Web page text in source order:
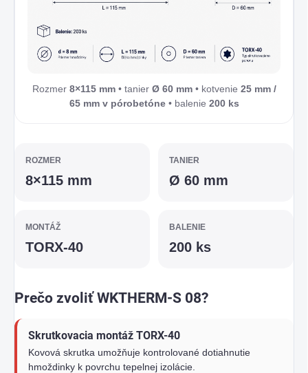
Rozmer 8×115 mm• tanier Ø 60 mm• kotvenie 25 mm /
65 mm v pórobetóne• balenie 200 ks
ROZMER
8×115 mm
TANIER
Ø 60 mm
MONTÁŽ
TORX-40
BALENIE
200 ks
Prečo zvoliť WKTHERM-S 08?
Skrutkovacia montáž TORX-40
Kovová skrutka umožňuje kontrolované dotiahnutie
hmoždinky k povrchu tepelnej izolácie.